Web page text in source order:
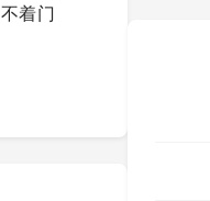
着门